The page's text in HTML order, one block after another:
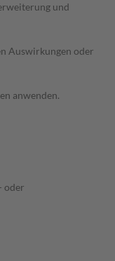
und
Auswirkungen oder
anwenden.
oder